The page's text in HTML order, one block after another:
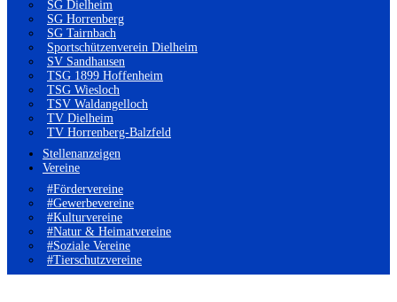
SG Dielheim
SG Horrenberg
SG Tairnbach
Sportschützenverein Dielheim
SV Sandhausen
TSG 1899 Hoffenheim
TSG Wiesloch
TSV Waldangelloch
TV Dielheim
TV Horrenberg-Balzfeld
Stellenanzeigen
Vereine
#Fördervereine
#Gewerbevereine
#Kulturvereine
#Natur & Heimatvereine
#Soziale Vereine
#Tierschutzvereine